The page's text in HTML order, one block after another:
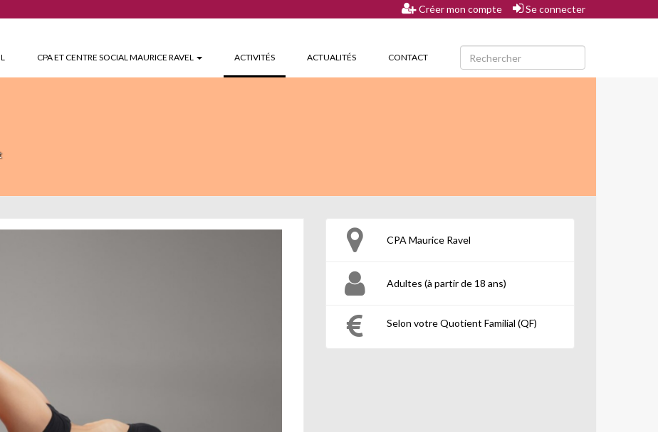
Créer mon compte Se connecter
CPA ET CENTRE SOCIAL MAURICE RAVEL ACTIVITÉS(CURRENT)ACTUALITÉS CONTACT
CPA Maurice Ravel
Adultes (à partir de 18 ans)
Selon votre Quotient Familial (QF)